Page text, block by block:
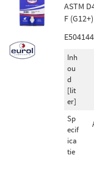
ASTM
F (G12+)
Inh
ou
d
[lit
er]
Sp
ecif
ica
tie